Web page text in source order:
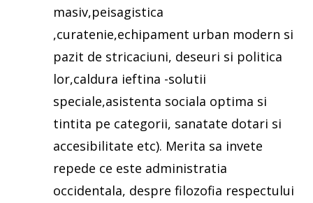
masiv,peisagistica
,curatenie,echipament urban modern si
pazit de stricaciuni, deseuri si politica
lor,caldura ieftina -solutii
speciale,asistenta sociala optima si
tintita pe categorii, sanatate dotari si
accesibilitate etc). Merita sa invete
repede ce este administratia
occidentala, despre filozofia respectului